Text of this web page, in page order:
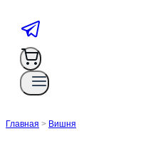
Главная > Вишня